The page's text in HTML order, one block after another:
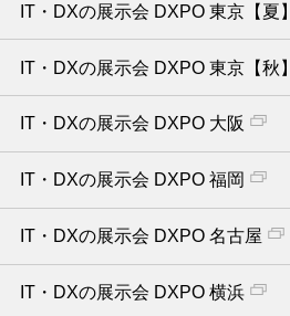
IT・DXの展示会 DXPO 東京【夏】
IT・DXの展示会 DXPO 東京【秋】
IT・DXの展示会 DXPO 大阪
IT・DXの展示会 DXPO 福岡
IT・DXの展示会 DXPO 名古屋
IT・DXの展示会 DXPO 横浜